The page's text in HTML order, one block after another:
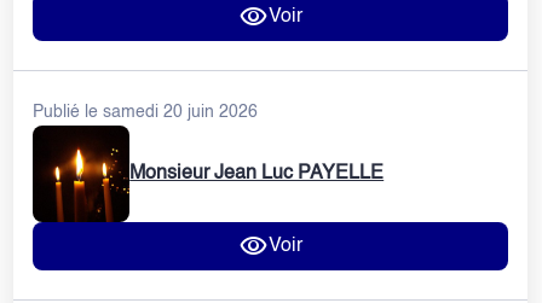
Voir
Publié le samedi 20 juin 2026
Monsieur Jean Luc PAYELLE
Voir